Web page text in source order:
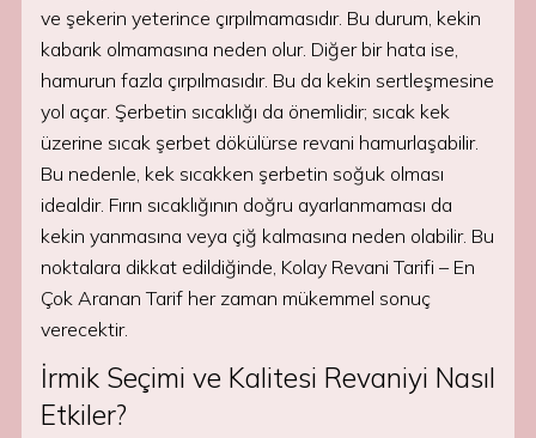
ve şekerin yeterince çırpılmamasıdır. Bu durum, kekin
kabarık olmamasına neden olur. Diğer bir hata ise,
hamurun fazla çırpılmasıdır. Bu da kekin sertleşmesine
yol açar. Şerbetin sıcaklığı da önemlidir; sıcak kek
üzerine sıcak şerbet dökülürse revani hamurlaşabilir.
Bu nedenle, kek sıcakken şerbetin soğuk olması
idealdir. Fırın sıcaklığının doğru ayarlanmaması da
kekin yanmasına veya çiğ kalmasına neden olabilir. Bu
noktalara dikkat edildiğinde, Kolay Revani Tarifi – En
Çok Aranan Tarif her zaman mükemmel sonuç
verecektir.
İrmik Seçimi ve Kalitesi Revaniyi Nasıl
Etkiler?